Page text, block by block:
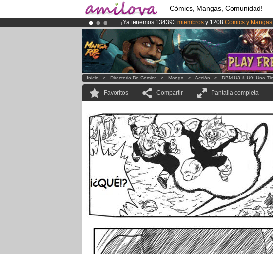
Cómics, Mangas, Comunidad!
¡Ya tenemos 134393 miembros y 1208 Cómics y Mangas!
¡El Kickstarter Amilova está desormado lanzado!.
¡Conviertete en Premium por3.95 euros al mes!Hazte
Inicio > Directorio De Cómics > Manga > Acción > DBM U3 & U9: Una
Favoritos Compartir Pantalla completa